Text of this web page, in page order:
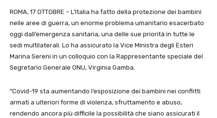
ROMA, 17 OTTOBRE – L’Italia ha fatto della protezione dei bambini
nelle aree di guerra, un enorme problema umanitario esacerbato
oggi dall’emergenza sanitaria, una delle sue priorità in tutte le
sedi multilaterali. Lo ha assicurato la Vice Ministra degli Esteri
Marina Sereni in un colloquio con la Rappresentante speciale del
Segretario Generale ONU, Virginia Gamba.
“Covid-19 sta aumentando l’esposizione dei bambini nei conflitti
armati a ulteriori forme di violenza, sfruttamento e abuso,
rendendo ancora più difficile la possibilità che siano assicurati il